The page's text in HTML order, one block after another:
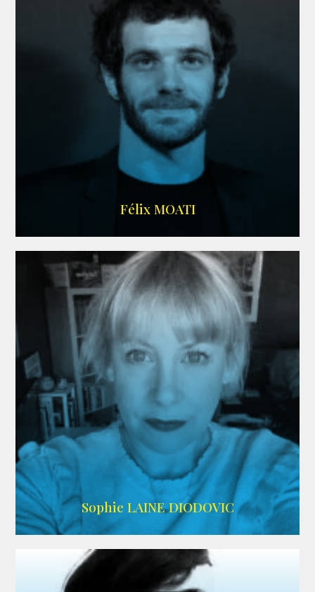
Félix MOATI
WIKIPEDIA
Sophie LAINE DIODOVIC